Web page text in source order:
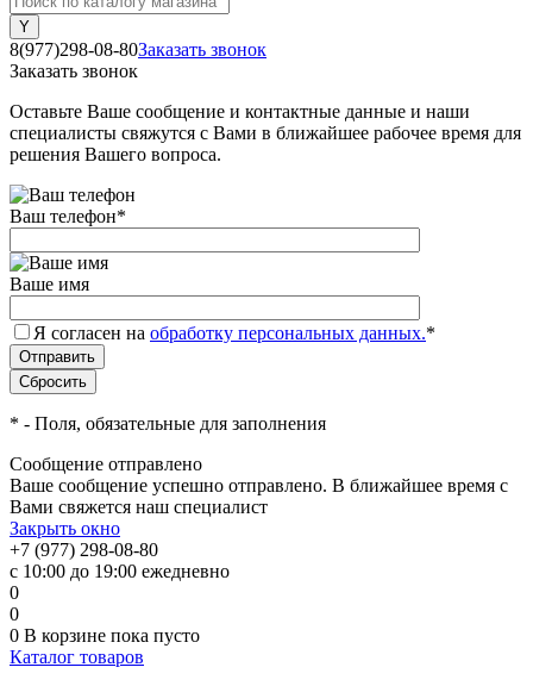
8(977)298-08-80Заказать звонок
Заказать звонок
Оставьте Ваше сообщение и контактные данные и наши
специалисты свяжутся с Вами в ближайшее рабочее время для
решения Вашего вопроса.
Ваш телефон*
Ваше имя
Я согласен на обработку персональных данных.*
* - Поля, обязательные для заполнения
Сообщение отправлено
Ваше сообщение успешно отправлено. В ближайшее время с
Вами свяжется наш специалист
Закрыть окно
+7 (977) 298-08-80
с 10:00 до 19:00 ежедневно
0
0
0 В корзине пока пусто
Каталог товаров